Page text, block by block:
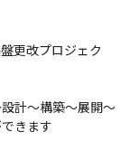
更改プロジェク
計～構築～展開～
きます